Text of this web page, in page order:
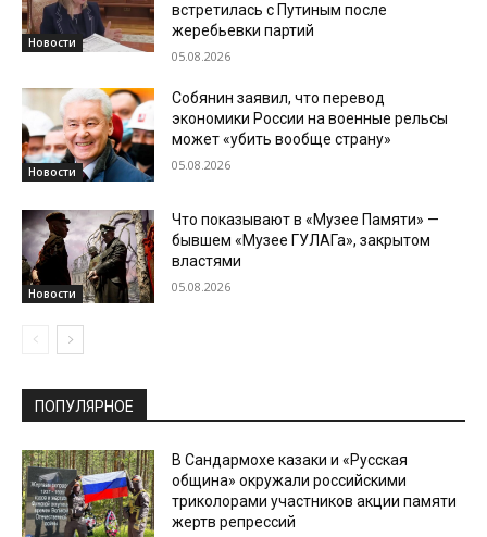
Новости
встретилась с Путиным после
жеребьевки партий
05.08.2026
Новости
Собянин заявил, что перевод
экономики России на военные рельсы
может «убить вообще страну»
05.08.2026
Новости
Что показывают в «Музее Памяти» —
бывшем «Музее ГУЛАГа», закрытом
властями
05.08.2026
ПОПУЛЯРНОЕ
В Сандармохе казаки и «Русская
община» окружали российскими
триколорами участников акции памяти
жертв репрессий